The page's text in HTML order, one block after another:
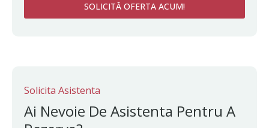
SOLICITĂ OFERTA ACUM!
Solicita Asistenta
Ai Nevoie De Asistenta Pentru A